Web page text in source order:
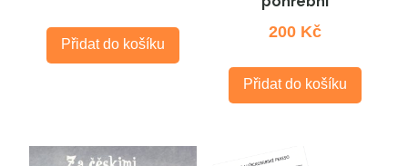
Přidat do košíku
200 Kč
Přidat do košíku